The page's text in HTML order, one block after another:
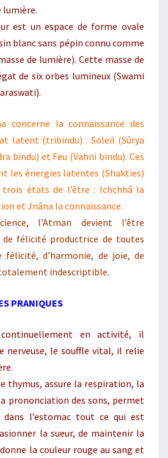
lumière.
est un espace de forme ovale
blanc sans pépin connu comme
de lumière). Cette masse de
de six orbes lumineux (Swami
concerne la connaissance des
latent (tribindu) : Soleil (Sûrya
bindu) et Feu (Vahni bindu). Ces
les énergies latentes (Shakties)
trois états de l’être : Ichchhâ la
et Jnâna la connaissance.
l’Atman devient l’être
de félicité productrice de toutes
félicité, d’harmonie, de joie, de
indescriptible.
PRANIQUES
en activité, il
nerveuse, le souffle vital, il relie
thymus, assure la respiration, la
prononciation des sons, permet
dans l’estomac tout ce qui est
la sueur, de maintenir la
la couleur rouge au sang et